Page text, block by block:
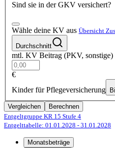
Sind sie in der GKV versichert?
Wähle deine KV aus Übersicht
Durchschnitt
mtl. KV Beitrag (PKV, sonstige)
€
Kinder für Pflegeversicherung
Vergleichen
Berechnen
Entgeltgruppe KR 15 Stufe 4
Entgelttabelle: 01.01.2028 - 31.01.2028
Monatsbeträge